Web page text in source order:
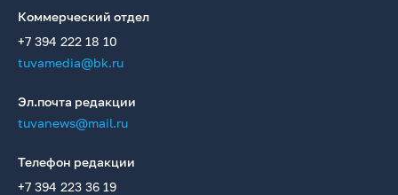
Коммерческий отдел
+7 394 222 18 10
tuvamedia@bk.ru
Эл.почта редакции
tuvanews@mail.ru
Телефон редакции
+7 394 223 36 19